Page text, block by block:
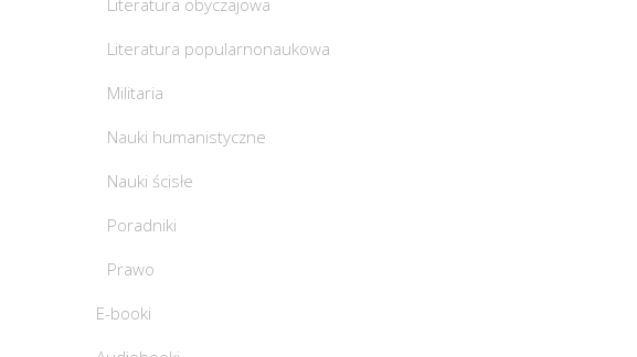
Literatura obyczajowa
Literatura popularnonaukowa
Militaria
Nauki humanistyczne
Nauki ścisłe
Poradniki
Prawo
E-booki